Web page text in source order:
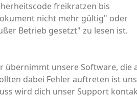
freikratzen bis
nicht mehr gültig" oder
Betrieb gesetzt" zu lesen ist.
übernimmt unsere Software,
dabei Fehler auftreten ist
wird dich unser Support